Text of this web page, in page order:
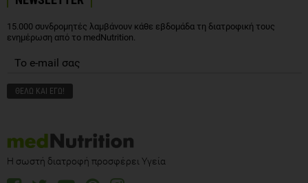
15.000 συνδρομητές λαμβάνουν κάθε εβδομάδα τη διατροφική τους
ενημέρωση από το medNutrition.
Η σωστή διατροφή προσφέρει Υγεία